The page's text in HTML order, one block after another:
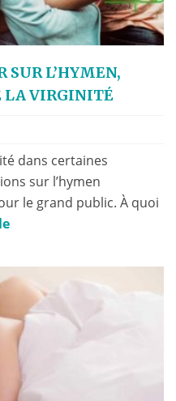
SUR L’HYMEN,
LA VIRGINITÉ
dans certaines
sur l’hymen
le grand public. À quoi